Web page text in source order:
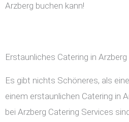
Arzberg buchen kann!
Erstaunliches Catering in Arzberg
Es gibt nichts Schöneres, als
einem erstaunlichen Catering in
bei Arzberg Catering Services